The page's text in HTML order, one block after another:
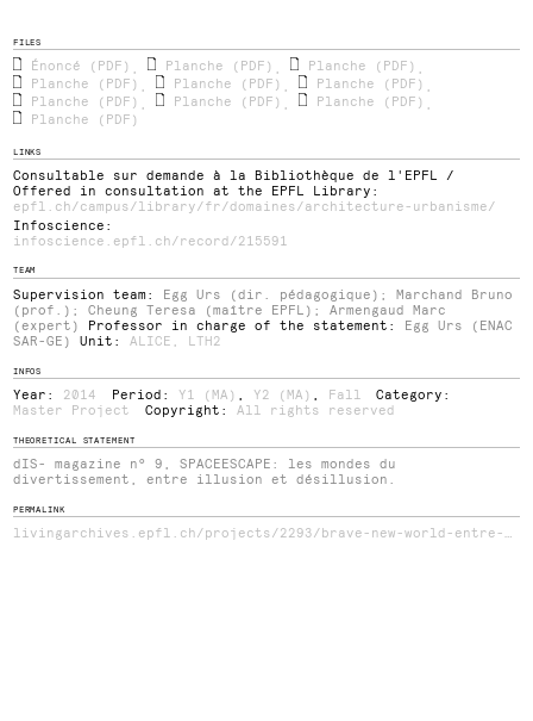
FILES
Énoncé (PDF) Planche (PDF) , Planche (PDF)
Planche (PDF)
Planche (PDF) , Planche (PDF)
Planche (PDF)
Planche (PDF) , Planche (PDF)
Planche (PDF)
LINKS
Consultable sur demande à la Bibliothèque de l'EPFL /
Offered in consultation at the EPFL Library:
epfl.ch/campus/library/fr/domaines/architecture-urbanisme/
Infoscience:
infoscience.epfl.ch/record/215591
TEAM
Supervision team: Egg Urs (dir. pédagogique); Marchand Bruno
(prof.); Cheung Teresa (maître EPFL); Armengaud Marc
(expert)
Professor in charge of the statement: Egg Urs (ENAC
SAR-GE)
Unit: ALICE LTH2
INFOS
Year: 2014 Period: Y1 (MA) Y2 (MA) Fall
Category:
Master Project
Copyright: All rights reserved
THEORETICAL STATEMENT
dIS- magazine n° 9, SPACEESCAPE: les mondes du
divertissement, entre illusion et désillusion.
PERMALINK